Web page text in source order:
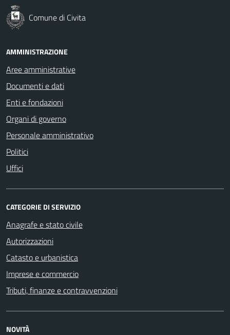
Comune di Civita
AMMINISTRAZIONE
Aree amministrative
Documenti e dati
Enti e fondazioni
Organi di governo
Personale amministrativo
Politici
Uffici
CATEGORIE DI SERVIZIO
Anagrafe e stato civile
Autorizzazioni
Catasto e urbanistica
Imprese e commercio
Tributi, finanze e contravvenzioni
NOVITÀ